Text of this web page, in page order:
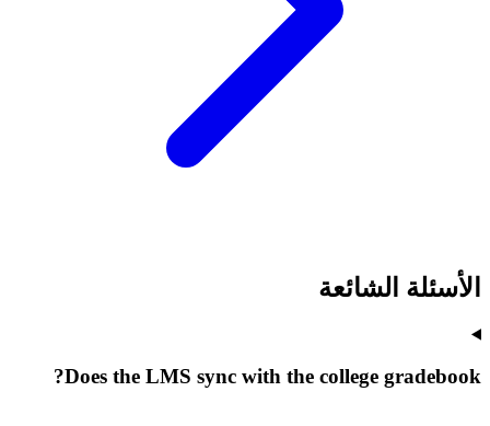
الأسئلة الشائعة
Does the LMS sync with the college gradebook?